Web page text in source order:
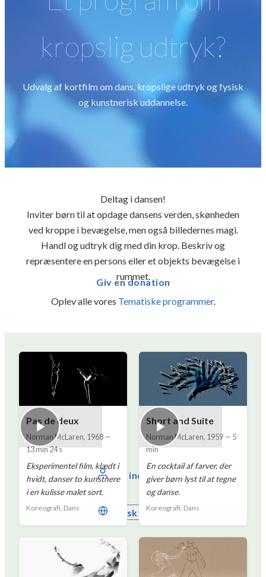
Giv en donation
Log ind
Dansk
kropslig udtryk?
Udvalg af kortfilm om dans, kropslige udtryk og fysisk
og kunstnerisk uddannelse.
Deltag i dansen!
Inviter børn til at opdage dansens verden, skønheden
ved kroppe i bevægelse, men også billedernes magi.
Handl og udtryk dig med din krop. Beskriv og
repræsentere en persons eller et objekts bevægelse i
rummet.
Oplev alle vores Tematiske programmer.
Pas de deux
Norman McLaren, 1968—
13 min 24 s
Eksperimentel film, klædt i
hvidt, danser to kunstnere
i en kulisse malet sort.
Koreografi, Dans
Short and Suite
Norman McLaren, 1959— 5
min
En cocktail af farver, der
giver børn lyst til at tegne
og danse.
Koreografi, Dans